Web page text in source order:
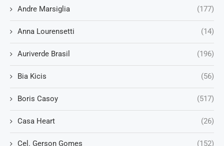
Andre Marsiglia (177)
Anna Lourensetti (14)
Auriverde Brasil (196)
Bia Kicis (56)
Boris Casoy (517)
Casa Heart (26)
Cel. Gerson Gomes (152)